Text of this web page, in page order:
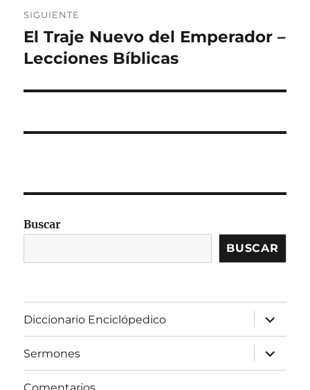
SIGUIENTE
Entrada
siguiente:
El Traje Nuevo del Emperador –
Lecciones Bíblicas
Buscar
BUSCAR
Diccionario Enciclópedico
expandir
el
menú
inferior
Sermones
expandir
el
menú
Comentarios